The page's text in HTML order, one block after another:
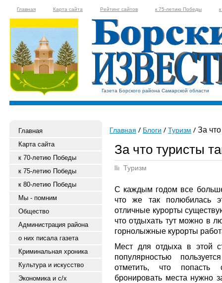
Главная Карта сайта Рейтинг сайтов к 75-летию Победы
Газета Борского района Самарской области
Главная
Карта сайта
к 70-летию Победы
к 75-летию Победы
к 80-летию Победы
Мы - помним
Общество
Администрация района
о них писала газета
Криминальная хроника
Культура и искусство
Экономика и с/х
Главная Блоги Туризм За
За что туристы
Туризм
С каждым годом все
что же так полюбилась
отличные курорты
что отдыхать тут можно в
горнолыжные курорты
Мест для отдыха в этой
популярностью
отметить, что попасть
бронировать места нужно